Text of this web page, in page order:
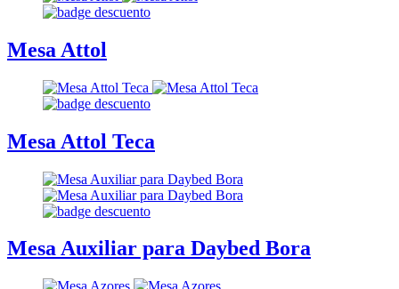
Mesa Attol
Mesa Attol Teca
Mesa Auxiliar para Daybed Bora